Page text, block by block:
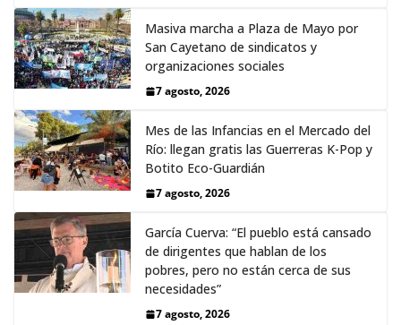
Masiva marcha a Plaza de Mayo por
San Cayetano de sindicatos y
organizaciones sociales
7 agosto, 2026
Mes de las Infancias en el Mercado del
Río: llegan gratis las Guerreras K-Pop y
Botito Eco-Guardián
7 agosto, 2026
García Cuerva: “El pueblo está cansado
de dirigentes que hablan de los
pobres, pero no están cerca de sus
necesidades”
7 agosto, 2026